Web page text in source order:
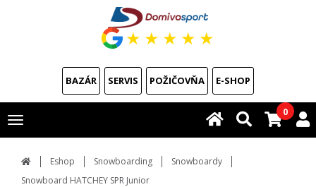
★ ★ ★ ★ ★
BAZÁR SERVIS POŽIČOVŇA E-SHOP
Toggle
navigation
0
Eshop Snowboarding
Snowboardy
Snowboard HATCHEY SPR Junior